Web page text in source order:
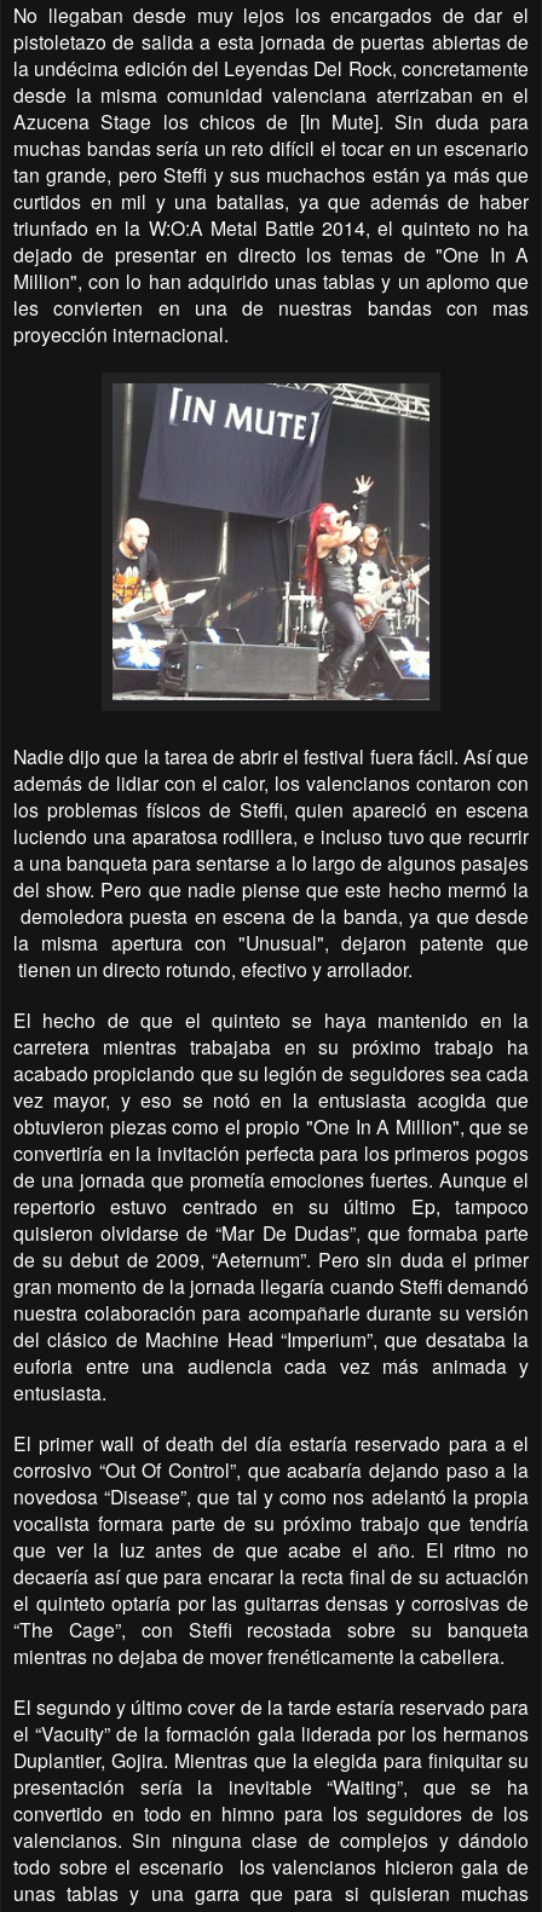
No llegaban desde muy lejos los encargados de dar el
pistoletazo de salida a esta jornada de puertas abiertas de
la undécima edición del Leyendas Del Rock, concretamente
desde la misma comunidad valenciana aterrizaban en el
Azucena Stage los chicos de [In Mute]. Sin duda para
muchas bandas sería un reto difícil el tocar en un escenario
tan grande, pero Steffi y sus muchachos están ya más que
curtidos en mil y una batallas, ya que además de haber
triunfado en la W:O:A Metal Battle 2014, el quinteto no ha
dejado de presentar en directo los temas de "One In A
Million", con lo han adquirido unas tablas y un aplomo que
les convierten en una de nuestras bandas con mas
proyección internacional.
Nadie dijo que la tarea de abrir el festival fuera fácil. Así que
además de lidiar con el calor, los valencianos contaron con
los problemas físicos de Steffi, quien apareció en escena
luciendo una aparatosa rodillera, e incluso tuvo que recurrir
a una banqueta para sentarse a lo largo de algunos pasajes
del show. Pero que nadie piense que este hecho mermó la
demoledora puesta en escena de la banda, ya que desde
la misma apertura con "Unusual", dejaron patente que
tienen un directo rotundo, efectivo y arrollador.
El hecho de que el quinteto se haya mantenido en la
carretera mientras trabajaba en su próximo trabajo ha
acabado propiciando que su legión de seguidores sea cada
vez mayor, y eso se notó en la entusiasta acogida que
obtuvieron piezas como el propio "One In A Million", que se
convertiría en la invitación perfecta para los primeros pogos
de una jornada que prometía emociones fuertes. Aunque el
repertorio estuvo centrado en su último Ep, tampoco
quisieron olvidarse de “Mar De Dudas”, que formaba parte
de su debut de 2009, “Aeternum”. Pero sin duda el primer
gran momento de la jornada llegaría cuando Steffi demandó
nuestra colaboración para acompañarle durante su versión
del clásico de Machine Head “Imperium”, que desataba la
euforia entre una audiencia cada vez más animada y
entusiasta.
El primer wall of death del día estaría reservado para a el
corrosivo “Out Of Control”, que acabaría dejando paso a la
novedosa “Disease”, que tal y como nos adelantó la propia
vocalista formara parte de su próximo trabajo que tendría
que ver la luz antes de que acabe el año. El ritmo no
decaería así que para encarar la recta final de su actuación
el quinteto optaría por las guitarras densas y corrosivas de
“The Cage”, con Steffi recostada sobre su banqueta
mientras no dejaba de mover frenéticamente la cabellera.
El segundo y último cover de la tarde estaría reservado para
el “Vacuity” de la formación gala liderada por los hermanos
Duplantier, Gojira. Mientras que la elegida para finiquitar su
presentación sería la inevitable “Waiting”, que se ha
convertido en todo en himno para los seguidores de los
valencianos. Sin ninguna clase de complejos y dándolo
todo sobre el escenario
los valencianos hicieron gala de
unas tablas y una garra que para si quisieran muchas